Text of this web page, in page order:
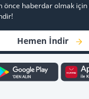
önce haberdar olmak
Hemen İndir